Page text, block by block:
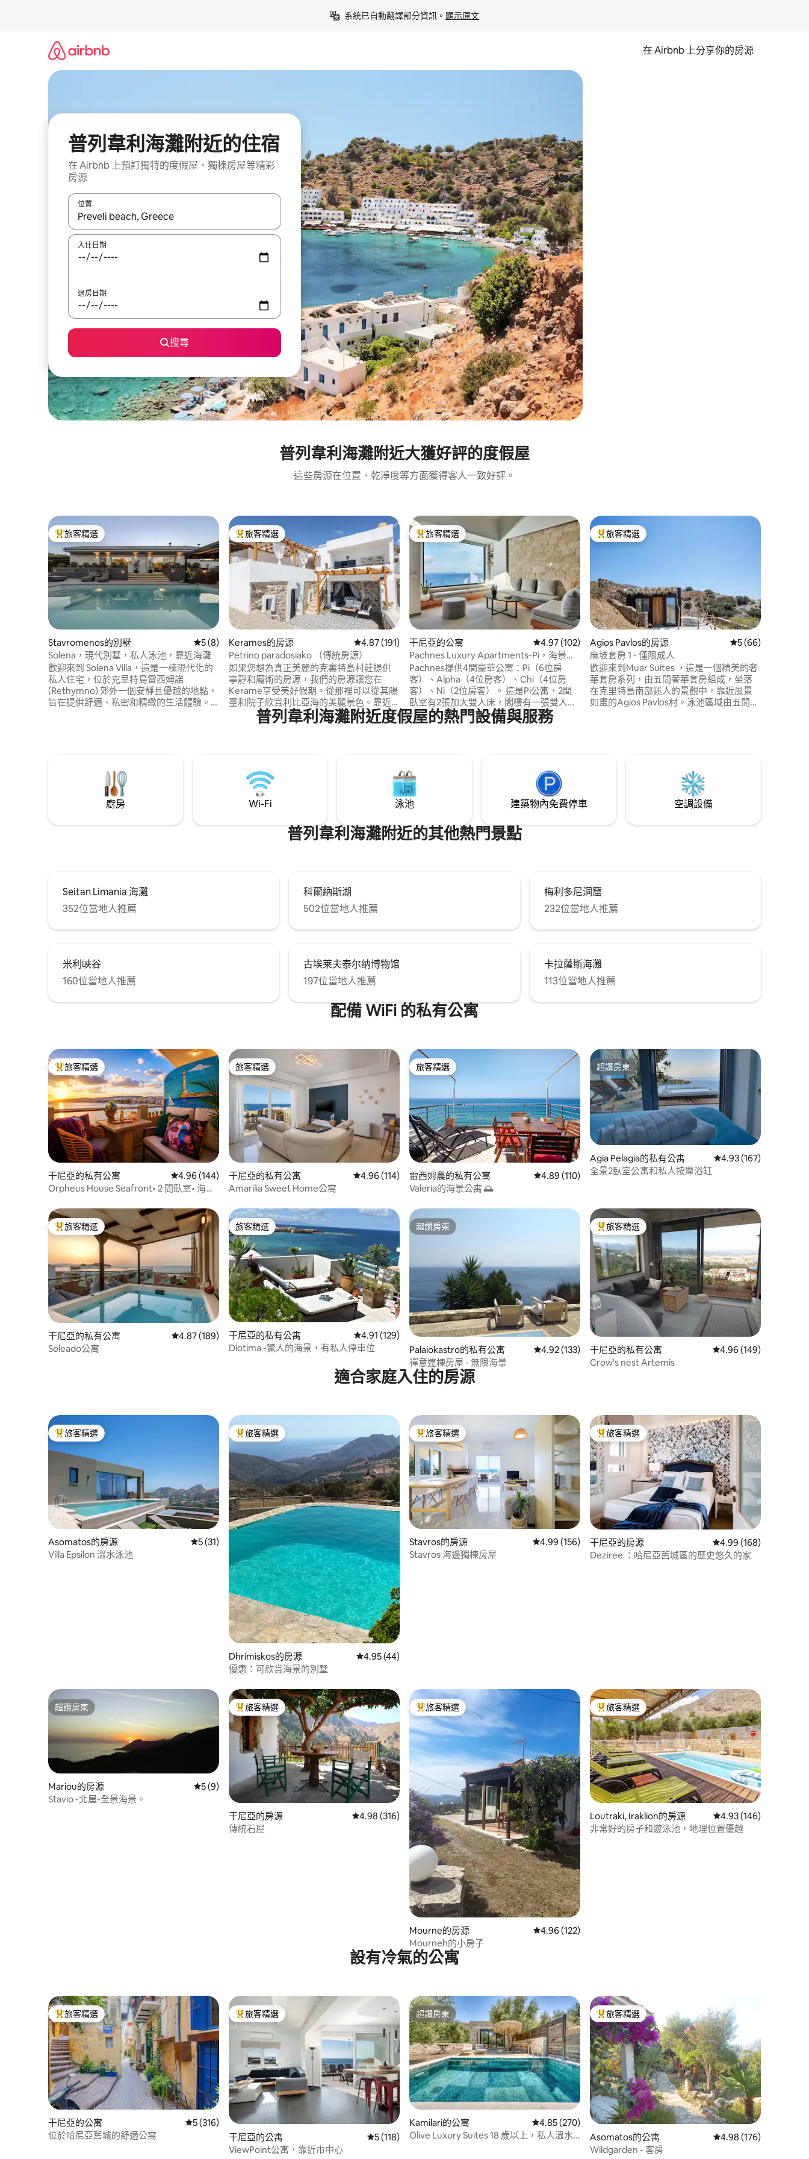
系統已自動翻譯部分資訊。 顯示原文
在 Airbnb 上分享你的房源
普列韋利海灘附近的住宿
在 Airbnb 上預訂獨特的度假屋、獨棟房屋等精彩
房源
位置
如有搜尋結果，瀏覽內容時請使用上下箭頭，或輕點、滑動裝置。
入住日期
退房日期
搜尋
普列韋利海灘附近大獲好評的度假屋
這些房源在位置、乾淨度等方面獲得客人一致好評。
旅客精選榜首
旅客精選
Stavromenos的別墅 從 8 則評價中獲得 5 的平均評分（滿分 5 分）
5 (8)
Solena，現代別墅，私人泳池，靠近海灘
歡迎來到 Solena Villa，這是一棟現代化的
私人住宅，位於克里特島雷西姆諾
(Rethymno) 郊外一個安靜且優越的地點，
旨在提供舒適、私密和精緻的生活體驗。
距離海邊僅 1.5 公里，附近有當地小酒館、
商店和日常便利設施。
旅客精選榜首
旅客精選
Kerames的房源 從 191 則評價中獲得 4.87 的平均評分（滿分 5 分）
4.87 (191)
Petrino paradosiako （傳統房源）
如果您想為真正美麗的克裏特島村莊提供
寧靜和魔術的房源，我們的房源讓您在
Kerame享受美好假期。從那裡可以從其陽
臺和院子欣賞利比亞海的美麗景色。靠近
Preveli、Triopetra、Ligres、Agios
Paulos、Plakias Agia Galini、Matala的美
旅客精選榜首
旅客精選
干尼亞的公寓 從 102 則評價中獲得 4.97 的平均評分（滿分 5 分）
4.97 (102)
Pachnes Luxury Apartments-Pi，海景，
溫水泳池
Pachnes提供4間豪華公寓：Pi（6位房
客）、Alpha（4位房客）、Chi（4位房
客）、Ni（2位房客）。 這是Pi公寓，2間
臥室有2張加大雙人床，閣樓有一張雙人
床，有大窗戶、遮光百葉窗、遊廊，以及
可欣賞城市天際線和自然景觀的露臺。 現
嬰兒泳池。
旅客精選榜首
旅客精選
Agios Pavlos的房源 從 66 則評價中獲
5 (66)
麻坡套房 1 - 僅限成人
歡迎來到Muar Suites ，這是一個精美的奢
華套房系列，由五間奢華套房組成，坐落
在克里特島南部迷人的景觀中，靠近風景
如畫的Agios Pavlos村。泳池區域由五間套
普列韋利海灘附近度假屋的熱門設備與服務
廚房 Wi-Fi 泳池 建築物內免費停車 空調設備
普列韋利海灘附近的其他熱門景點
Seitan Limania 海灘
352位當地人推薦
科爾納斯湖
502位當地人推薦
梅利多尼洞窟
232位當地人推薦
米利峽谷
160位當地人推薦
古埃莱夫泰尔纳博物馆
197位當地人推薦
卡拉薩斯海灘
113位當地人推薦
配備 WiFi 的私有公寓
旅客精選榜首
旅客精選
干尼亞的私有公寓 從 144 則評價中獲得 4.96 的平均評分（滿分 5 分）
4.96 (144)
Orpheus House Seafront• 2 間臥室• 海洋
旅客精選
旅客精選
干尼亞的私有公寓 從 114 則評價中獲得 4.96 的平均評分（滿分 5 分）
4.96 (114)
Amarilia Sweet Home公寓
旅客精選
旅客精選
雷西姆農的私有公寓 從 110 則評價中獲得 4.89 的平均評分（滿分 5 分）
4.89 (110)
Valeria的海景公寓 🌅
超讚房東
超讚房東
Agia Pelagia的私有公寓 從 167 則評價中獲得
4.93 (167)
全景2臥室公寓和私人按摩浴缸
旅客精選榜首
旅客精選
干尼亞的私有公寓 從 189 則評價中獲得 4.87 的平均評分（滿分 5 分）
4.87 (189)
Soleado公寓
旅客精選
旅客精選
干尼亞的私有公寓 從 129 則評價中獲得 4.91 的平均評分（滿分 5 分）
4.91 (129)
Diotima -驚人的海景，有私人停車位
超讚房東
超讚房東
Palaiokastro的私有公寓 從 133 則評價中獲得 4.92 的平均評分（滿分 5 分）
4.92 (133)
禪意連棟房屋 - 無限海景
旅客精選榜首
旅客精選
干尼亞的私有公寓 從 149 則評價中獲得
4.96 (149)
Crow's nest Artemis
適合家庭入住的房源
旅客精選榜首
旅客精選
Asomatos的房源 從 31 則評價中獲得 5 的平均評分（滿分 5 分）
5 (31)
Villa Epsilon 溫水泳池
旅客精選榜首
旅客精選
Dhrimiskos的房源 從 44 則評價中獲得 4.95 的平均評分（滿分 5 分）
4.95 (44)
優惠：可欣賞海景的別墅
旅客精選榜首
旅客精選
Stavros的房源 從 156 則評價中獲得 4.99 的平均評分（滿分 5 分）
4.99 (156)
Stavros 海邊獨棟房屋
旅客精選榜首
旅客精選
干尼亞的房源 從 168 則評價中獲得
4.99 (168)
Deziree ：哈尼亞舊城區的歷史悠久的家
超讚房東
超讚房東
Mariou的房源 從 9 則評價中獲得 5 的平均評分（滿分 5 分）
5 (9)
Stavio -北屋-全景海景。
旅客精選榜首
旅客精選
干尼亞的房源 從 316 則評價中獲得 4.98 的平均評分（滿分 5 分）
4.98 (316)
傳統石屋
旅客精選榜首
旅客精選
Mourne的房源 從 122 則評價中獲得 4.96 的平均評分（滿分 5 分）
4.96 (122)
Mourneh的小房子
旅客精選榜首
旅客精選
Loutraki, Iraklion的房源 從 146 則評價中獲得
4.93 (146)
非常好的房子和遊泳池，地理位置優越
設有冷氣的公寓
旅客精選榜首
旅客精選
干尼亞的公寓 從 316 則評價中獲得 5 的平均評分（滿分 5 分）
5 (316)
位於哈尼亞舊城的舒適公寓
旅客精選榜首
旅客精選
干尼亞的公寓 從 118 則評價中獲得 5 的平均評分（滿分 5 分）
5 (118)
ViewPoint公寓，靠近市中心
超讚房東
超讚房東
Kamilari的公寓 從 270 則評價中獲得 4.85 的平均評分（滿分 5 分）
4.85 (270)
Olive Luxury Suites 18 歲以上，私人溫水
旅客精選榜首
旅客精選
Asomatos的公寓 從 176 則評價中獲得
4.98 (176)
Wildgarden - 客房